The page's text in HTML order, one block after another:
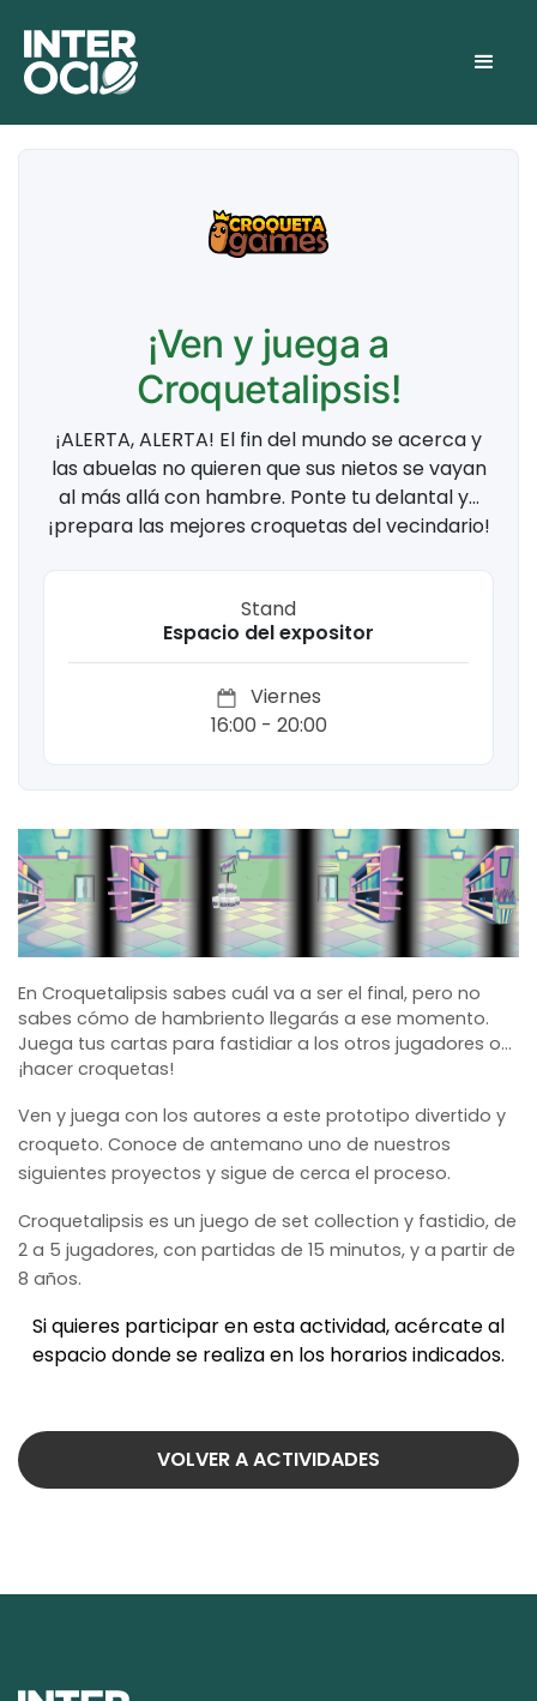
¡Ven y juega a
Croquetalipsis!
¡ALERTA, ALERTA! El fin del mundo se acerca y
las abuelas no quieren que sus nietos se vayan
al más allá con hambre. Ponte tu delantal y...
¡prepara las mejores croquetas del vecindario!
Stand
Espacio del expositor
Viernes
16:00 - 20:00
En Croquetalipsis sabes cuál va a ser el final, pero no
sabes cómo de hambriento llegarás a ese momento.
Juega tus cartas para fastidiar a los otros jugadores o...
¡hacer croquetas!
Ven y juega con los autores a este prototipo divertido y
croqueto. Conoce de antemano uno de nuestros
siguientes proyectos y sigue de cerca el proceso.
Croquetalipsis es un juego de set collection y fastidio, de
2 a 5 jugadores, con partidas de 15 minutos, y a partir de
8 años.
Si quieres participar en esta actividad, acércate al
espacio donde se realiza en los horarios indicados.
VOLVER A ACTIVIDADES